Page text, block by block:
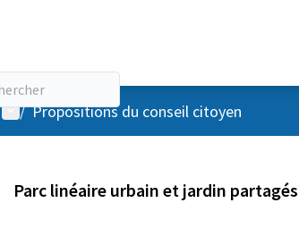
Menu utilisateur
/ Propositions du conseil citoyen
Parc linéaire urbain et jardin partagés